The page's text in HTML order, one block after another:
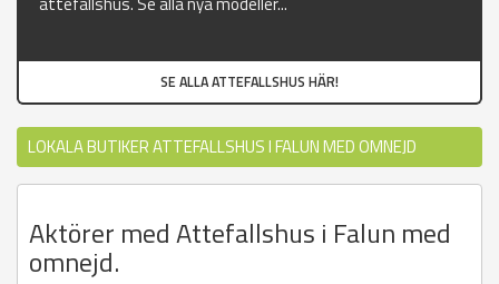
SE ALLA ATTEFALLSHUS HÄR!
LOKALA BUTIKER ATTEFALLSHUS I FALUN MED OMNEJD
Aktörer med Attefallshus i Falun med
omnejd.